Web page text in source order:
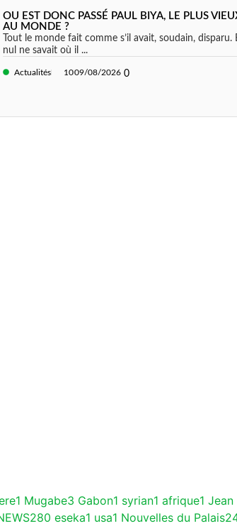
OU EST DONC PASSÉ PAUL BIYA, LE PLUS
AU MONDE ?
Tout le monde fait comme s’il avait, soudain, disparu.
nul ne savait où il ...
Actualités 1009/08/2026 0
1 Mugabe3 Gabon1 syrian1 afrique1 Jean
280 eseka1 usa1 Nouvelles du Palais